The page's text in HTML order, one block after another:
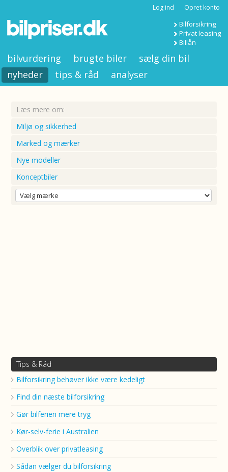
Log ind Opret konto
Bilforsikring
Privat leasing
Billån
bilvurdering brugte biler
sælg din bil
nyheder
tips & råd analyser
Læs mere om:
Miljø og sikkerhed
Marked og mærker
Nye modeller
Konceptbiler
Tips & Råd
Bilforsikring behøver ikke være kedeligt
Find din næste bilforsikring
Gør bilferien mere tryg
Kør-selv-ferie i Australien
Overblik over privatleasing
Sådan vælger du bilforsikring